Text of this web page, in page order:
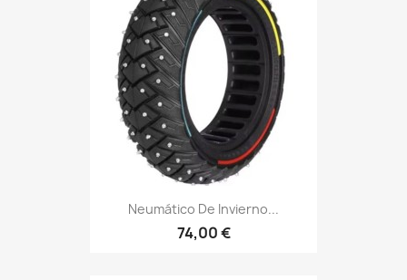
Neumático De Invierno...
74,00 €